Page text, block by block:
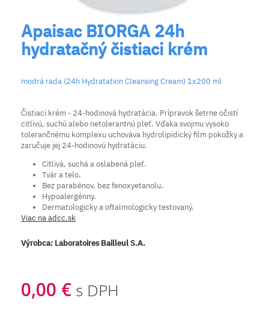
Apaisac BIORGA 24h
hydratačný čistiaci krém
modrá rada (24h Hydratation Cleansing Cream) 1x200 ml
Čistiaci krém - 24-hodinová hydratácia. Prípravok šetrne očistí
citlivú, suchú alebo netolerantnú pleť. Vďaka svojmu vysoko
tolerančnému komplexu uchováva hydrolipidický film pokožky a
zaručuje jej 24-hodinovú hydratáciu.
Citlivá, suchá a oslabená pleť.
Tvár a telo.
Bez parabénov, bez fenoxyetanolu.
Hypoalergénny.
Dermatologicky a oftalmologicky testovaný.
Viac na adcc.sk
Výrobca: Laboratoires Bailleul S.A.
0,00 € s DPH